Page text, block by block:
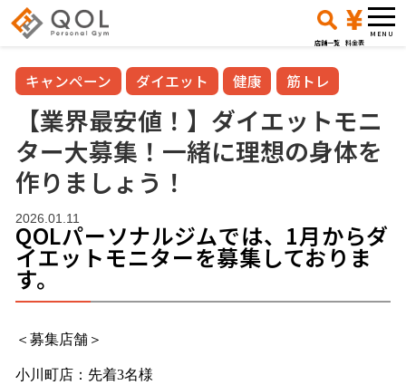
店舗一覧 料金表
キャンペーン ダイエット 健康 筋トレ
【業界最安値！】ダイエットモニ
ター大募集！一緒に理想の身体を
作りましょう！
2026.01.11
QOLパーソナルジムでは、1月からダ
イエットモニターを募集しておりま
す。
＜募集店舗＞
小川町店：先着3名様